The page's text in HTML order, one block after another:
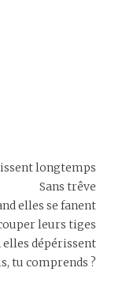
longtemps
Sans trêve
elles se fanent
leurs tiges
elles dépérissent
tu comprends ?